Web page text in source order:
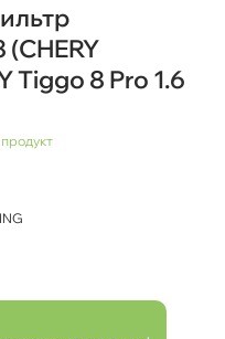
Tiggo 8 Pro 1.6